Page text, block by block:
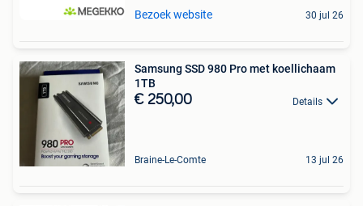
Bezoek website 30 jul 26
Samsung SSD 980 Pro met koellichaam
1TB
€ 250,00 Details
Braine-Le-Comte 13 jul 26